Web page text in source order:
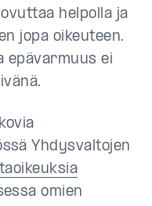
helpolla ja
jopa oikeuteen.
epävarmuus ei
Yhdysvaltojen
omien